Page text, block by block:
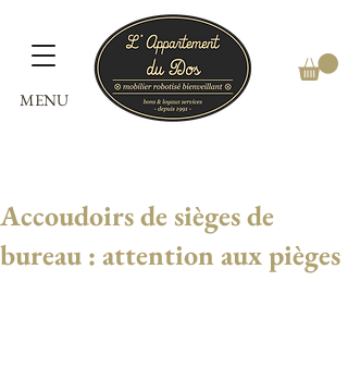
MENU
Accoudoirs de sièges de
bureau : attention aux pièges